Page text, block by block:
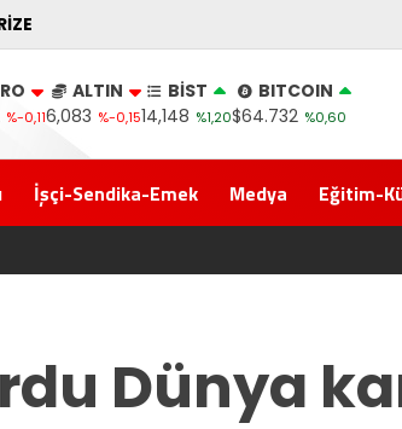
%-0,11
ALTIN
6,083 %-0,15
BİST
14,148 %1,20
BITCOIN
$64.732 %0,60
İşçi-Sendika-Emek Medya Eğitim-
Dünya